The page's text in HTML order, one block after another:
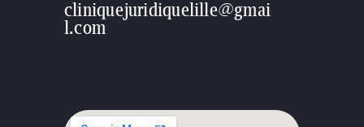
cliniquejuridiquelille@gmai
l.com